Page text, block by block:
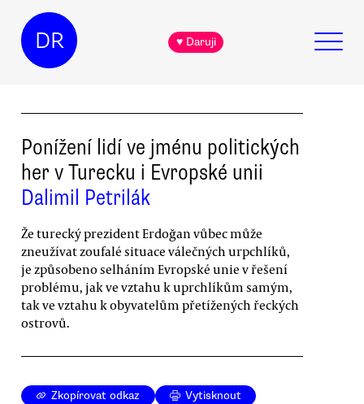
DR ♥ Daruji
Ponížení lidí ve jménu politických
her v Turecku i Evropské unii
Dalimil Petrilák
Že turecký prezident Erdoğan vůbec může
zneužívat zoufalé situace válečných urpchlíků,
je způsobeno selháním Evropské unie v řešení
problému, jak ve vztahu k uprchlíkům samým,
tak ve vztahu k obyvatelům přetížených řeckých
ostrovů.
Zkopírovat odkaz Vytisknout